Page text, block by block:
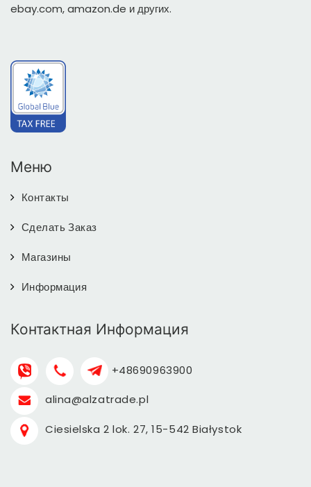
ebay.com, amazon.de и других.
Меню
Контакты
Сделать Заказ
Магазины
Информация
Контактная Информация
+48690963900
alina@alzatrade.pl
Ciesielska 2 lok. 27, 15-542 Białystok